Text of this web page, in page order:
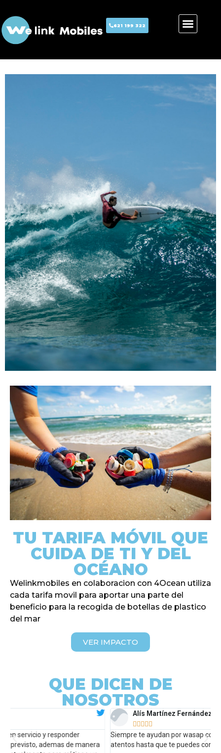
621 199 322
LLAMADAS ILIMITADAS
12 €/mes
120 GB · Cobertura Movistar
Sin permanencia
LA QUIERO
TU eSIM PARA VIAJAR
La libertad de Viajar siempre
conectado
Recibe tu QR y conéctate al llegar
ELEGIR DESTINO
TU TARIFA MÓVIL QUE
CUIDA DE TI Y DEL
OCÉANO
Welinkmobiles en colaboracion con 4Ocean utiliza
cada tarifa movil para aportar una parte del
beneficio para la recogida de botellas de plastico
del mar
VER IMPACTO
QUE DICEN DE
NOSOTROS
Alís Martínez Fernández
Siempre te ayudan por wasap con cualquier duda y están
atentos hasta que te puedes conectar